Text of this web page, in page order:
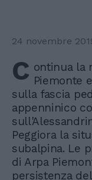
24 novembre
C ontinua la
Piemonte
sulla fascia
appenninico
Peggiora la
subalpina. Le
di Arpa
persistenza